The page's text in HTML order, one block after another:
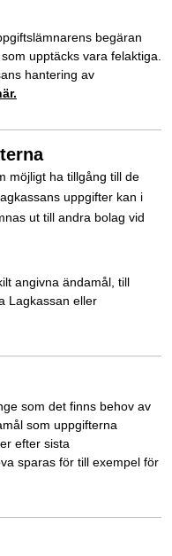
begäran
upptäcks vara felaktiga.
hantering av
möjligt ha tillgång till de
uppgifter kan i
ut till andra bolag vid
angivna ändamål, till
Lagkassan eller
som det finns behov av
som uppgifterna
efter sista
sparas för till exempel för